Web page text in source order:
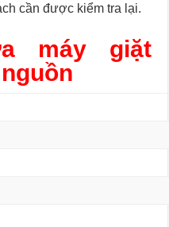
cần được kiểm tra lại.
máy giặt